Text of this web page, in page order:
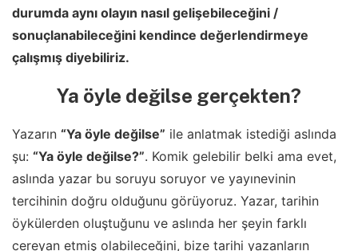
durumda aynı olayın nasıl gelişebileceğini /
sonuçlanabileceğini kendince değerlendirmeye
çalışmış diyebiliriz.
Ya öyle değilse gerçekten?
Yazarın “Ya öyle değilse” ile anlatmak istediği aslında
şu: “Ya öyle değilse?”. Komik gelebilir belki ama evet,
aslında yazar bu soruyu soruyor ve yayınevinin
tercihinin doğru olduğunu görüyoruz. Yazar, tarihin
öykülerden oluştuğunu ve aslında her şeyin farklı
cereyan etmiş olabileceğini, bize tarihi yazanların